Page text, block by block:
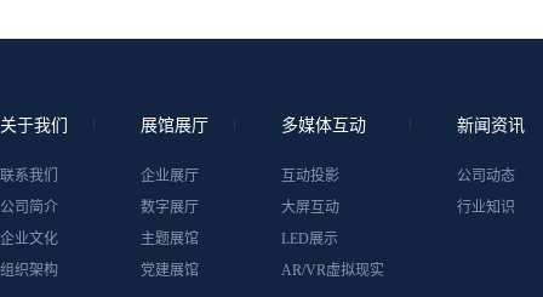
关于我们
联系我们
公司简介
企业文化
组织架构
展馆展厅
企业展厅
数字展厅
主题展馆
党建展馆
多媒体互动
互动投影
大屏互动
LED展示
AR/VR虚拟现实
新闻资讯
公司动态
行业知识